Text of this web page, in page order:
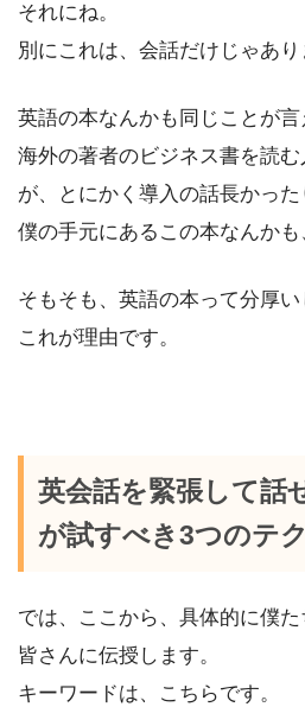
それにね。
別にこれは、会話だけじゃあり
英語の本なんかも同じことが言
海外の著者のビジネス書を読
が、とにかく導入の話長かった
僕の手元にあるこの本なんかも
そもそも、英語の本って分厚い
これが理由です。
英会話を緊張して話
が試すべき3つのテ
では、ここから、具体的に僕
皆さんに伝授します。
キーワードは、こちらです。